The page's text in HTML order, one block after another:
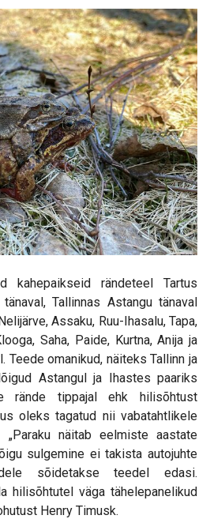
kahepaikseid rändeteel Tartus
Tallinnas Astangu tänaval
Assaku, Ruu-Ihasalu, Tapa,
Saha, Paide, Kurtna, Anija ja
Teede omanikud, näiteks Tallinn ja
Astangul ja Ihastes paariks
rände tippajal ehk hilisõhtust
oleks tagatud nii vabatahtlikele
näitab eelmiste aastate
sulgemine ei takista autojuhte
sõidetakse teedel edasi.
hilisõhtutel väga tähelepanelikud
Henry Timusk.